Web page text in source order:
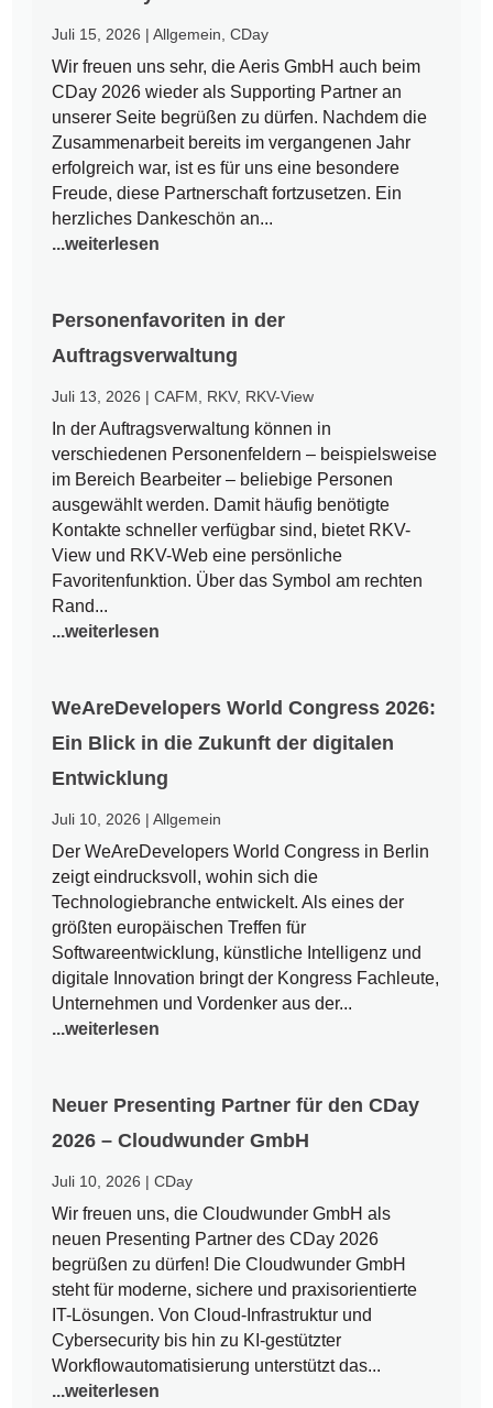
Juli 15, 2026 |Allgemein ,CDay
Wir freuen uns sehr, die Aeris GmbH auch beim
CDay 2026 wieder als Supporting Partner an
unserer Seite begrüßen zu dürfen. Nachdem die
Zusammenarbeit bereits im vergangenen Jahr
erfolgreich war, ist es für uns eine besondere
Freude, diese Partnerschaft fortzusetzen. Ein
herzliches Dankeschön an...
...weiterlesen
Personenfavoriten in der
Auftragsverwaltung
Juli 13, 2026 |CAFM RKV, RKV-View
In der Auftragsverwaltung können in
verschiedenen Personenfeldern – beispielsweise
im Bereich Bearbeiter – beliebige Personen
ausgewählt werden. Damit häufig benötigte
Kontakte schneller verfügbar sind, bietet RKV-
View und RKV-Web eine persönliche
Favoritenfunktion. Über das Symbol am rechten
Rand...
...weiterlesen
WeAreDevelopers World Congress 2026:
Ein Blick in die Zukunft der digitalen
Entwicklung
Juli 10, 2026 |Allgemein
Der WeAreDevelopers World Congress in Berlin
zeigt eindrucksvoll, wohin sich die
Technologiebranche entwickelt. Als eines der
größten europäischen Treffen für
Softwareentwicklung, künstliche Intelligenz und
digitale Innovation bringt der Kongress Fachleute,
Unternehmen und Vordenker aus der...
...weiterlesen
Neuer Presenting Partner für den CDay
2026 – Cloudwunder GmbH
Juli 10, 2026 |CDay
Wir freuen uns, die Cloudwunder GmbH als
neuen Presenting Partner des CDay 2026
begrüßen zu dürfen! Die Cloudwunder GmbH
steht für moderne, sichere und praxisorientierte
IT-Lösungen. Von Cloud-Infrastruktur und
Cybersecurity bis hin zu KI-gestützter
Workflowautomatisierung unterstützt das...
...weiterlesen